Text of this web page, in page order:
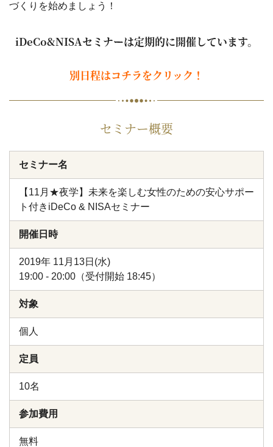
づくりを始めましょう！
iDeCo&NISAセミナーは定期的に開催しています。
別日程はコチラをクリック！
セミナー概要
セミナー名
【11月★夜学】未来を楽しむ女性のための安心サポー
ト付きiDeCo & NISAセミナー
開催日時
2019年 11月13日(水)
19:00 - 20:00（受付開始 18:45）
対象
個人
定員
10名
参加費用
無料